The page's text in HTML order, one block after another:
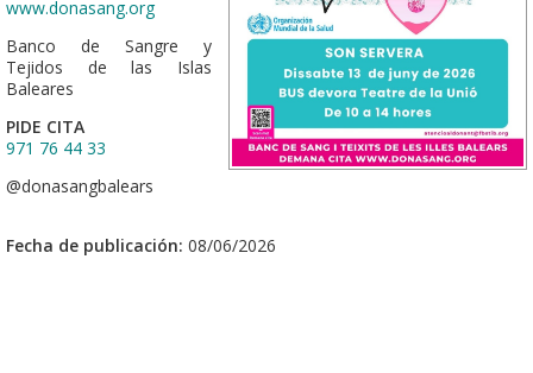
www.donasang.org
Banco de Sangre y
Tejidos de las Islas
Baleares
PIDE CITA
971 76 44 33
@donasangbalears
Fecha de publicación: 08/06/2026